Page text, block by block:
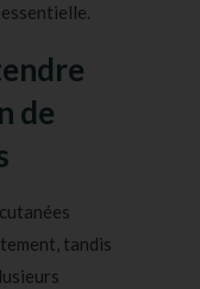
de
tandis